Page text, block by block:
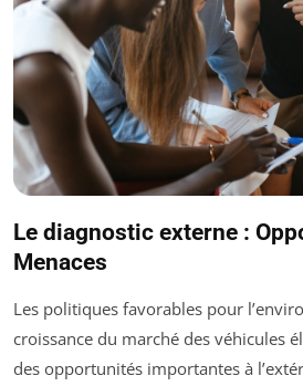
Le diagnostic externe :
Menaces
Les politiques favorables pour
croissance du marché des véhicules
des opportunités importantes à